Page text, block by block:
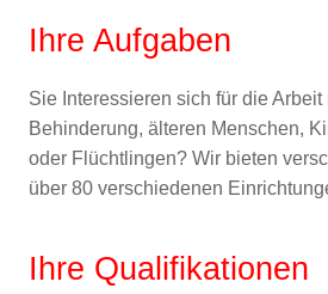
Ihre Aufgaben
Sie Interessieren sich für die
Behinderung, älteren Menschen,
oder Flüchtlingen? Wir bieten
über 80 verschiedenen
Ihre Qualifikationen